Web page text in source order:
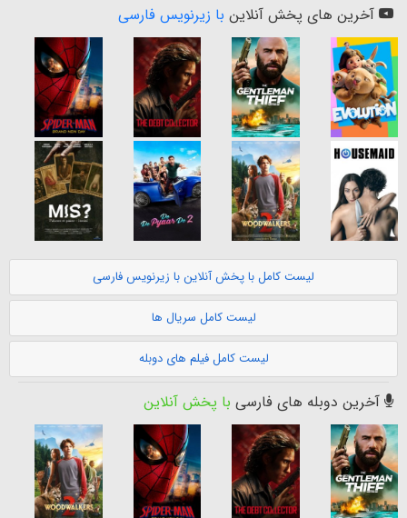
آخرین های پخش آنلاین با زیرنویس فارسی
لیست کامل با پخش آنلاین با زیرنویس فارسی
لیست کامل سریال ها
لیست کامل فیلم های دوبله
آخرین دوبله های فارسی با پخش آنلاین